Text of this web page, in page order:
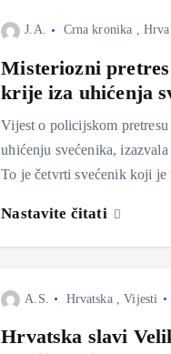
J.A. Crna kronika ,
Misteriozni
krije iza uhićenja
Vijest o policijskom
uhićenju svećenika,
To je četvrti svećenik koji je
Nastavite čitati
A.S. Hrvatska,Vijesti
Hrvatska slavi